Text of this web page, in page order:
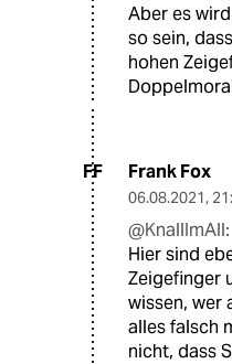
Aber es
so sein,
hohen
FF Frank Fox
06.08.2021,
@KnallImAll:
Hier sind
Zeigefinger
wissen, wer
alles falsch
nicht, dass